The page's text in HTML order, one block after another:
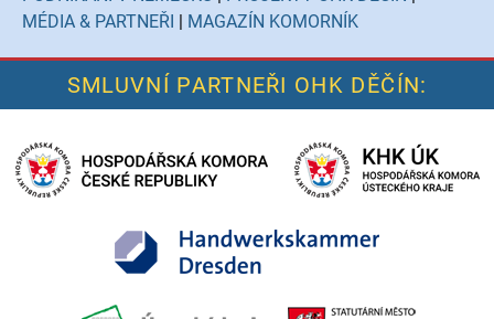
MÉDIA & PARTNEŘI | MAGAZÍN KOMORNÍK
SMLUVNÍ PARTNEŘI OHK DĚČÍN: